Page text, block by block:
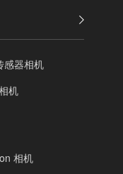
感器相机
机
相机